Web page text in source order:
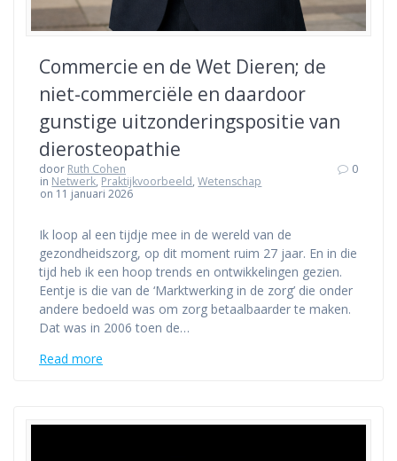
Commercie en de Wet Dieren; de
niet-commerciële en daardoor
gunstige uitzonderingspositie van
dierosteopathie
door Ruth Cohen
in Netwerk, Praktijkvoorbeeld,Wetenschap
on 11 januari 2026
0
Ik loop al een tijdje mee in de wereld van de
gezondheidszorg, op dit moment ruim 27 jaar. En in die
tijd heb ik een hoop trends en ontwikkelingen gezien.
Eentje is die van de ‘Marktwerking in de zorg’ die onder
andere bedoeld was om zorg betaalbaarder te maken.
Dat was in 2006 toen de…
Read more